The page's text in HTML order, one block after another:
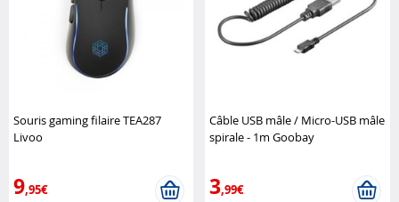
Souris gaming filaire TEA287
Livoo
9,95€
Câble USB mâle / Micro-USB mâle
spirale - 1m Goobay
3,99€